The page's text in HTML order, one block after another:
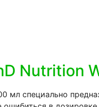
Nutrition
мл специально